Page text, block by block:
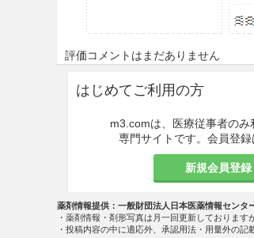
プラスミノ
液検査、肝機
で、投与は慎
8.3感染症、
8.4ショック
実施するこ
8.5急性白血
（「医療上の
評価コメントはまだありません
はじめてご利用の方
m3.comは、医療従事者のみ
専門サイトです。会員登録
新規会員登録
薬剤情報提供：一般財団法人日本医薬情報センタ
・薬剤情報・剤形写真は月一回更新しておりま
・投稿内容の中に適応外、承認用法・用量外の